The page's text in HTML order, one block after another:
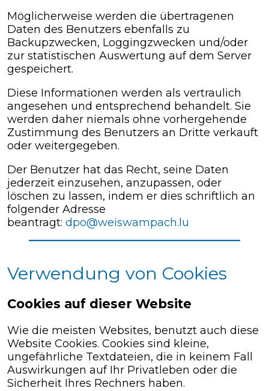
Möglicherweise werden die übertragenen
Daten des Benutzers ebenfalls zu
Backupzwecken, Loggingzwecken und/oder
zur statistischen Auswertung auf dem Server
gespeichert.
Diese Informationen werden als vertraulich
angesehen und entsprechend behandelt. Sie
werden daher niemals ohne vorhergehende
Zustimmung des Benutzers an Dritte verkauft
oder weitergegeben.
Der Benutzer hat das Recht, seine Daten
jederzeit einzusehen, anzupassen, oder
löschen zu lassen, indem er dies schriftlich an
folgender Adresse
beantragt: dpo@weiswampach.lu
Verwendung von Cookies
Cookies auf dieser Website
Wie die meisten Websites, benutzt auch diese
Website Cookies. Cookies sind kleine,
ungefährliche Textdateien, die in keinem Fall
Auswirkungen auf Ihr Privatleben oder die
Sicherheit Ihres Rechners haben.